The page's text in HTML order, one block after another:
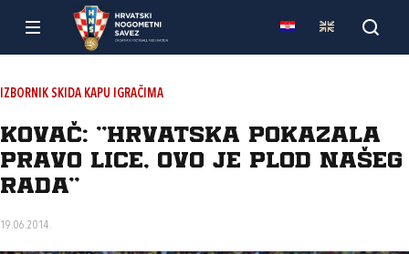
IZBORNIK SKIDA KAPU IGRAČIMA
Kovač: "Hrvatska pokazala
pravo lice, ovo je plod našeg
rada"
19.06.2014.